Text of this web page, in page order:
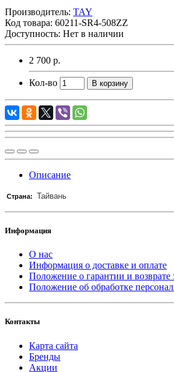
Производитель: TAY
Код товара: 60211-SR4-508ZZ
Доступность: Нет в наличии
2 700 р.
Кол-во В корзину
Описание
Страна: Тайвань
Информация
О нас
Информация о доставке и оплате
Положение о гарантии и возврате
Положение об обработке
Контакты
Карта сайта
Бренды
Акции